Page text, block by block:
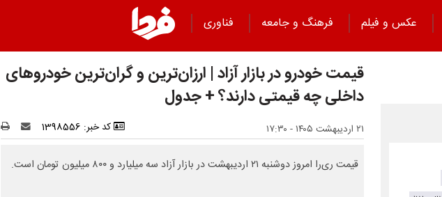
عکس و فیلم فرهنگ و جامعه
فناوری
قیمت خودرو در بازار آزاد | ارزان‌ترین و گران‌ترین خودروهای
داخلی چه قیمتی دارند؟ + جدول
۲۱ اردیبهشت ۱۴۰۵ - ۱۷:۳۰ کد خبر: 1398556
قیمت ری‌را امروز دوشنبه ۲۱ اردیبهشت در بازار آزاد سه میلیارد و ۸۰۰ میلیون تومان است.